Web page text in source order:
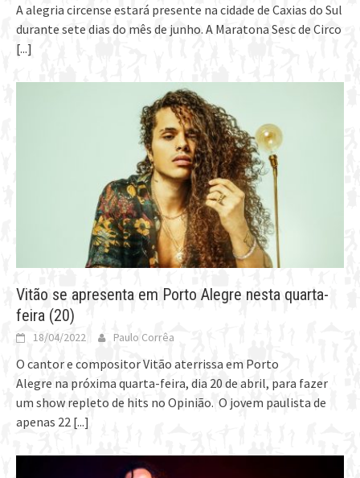
A alegria circense estará presente na cidade de Caxias do Sul
durante sete dias do mês de junho. A Maratona Sesc de Circo
[...]
Vitão se apresenta em Porto Alegre nesta quarta-
feira (20)
18/04/2022 Paulo Corrêa
O cantor e compositor Vitão aterrissa em Porto
Alegre na próxima quarta-feira, dia 20 de abril, para fazer
um show repleto de hits no Opinião. O jovem paulista de
apenas 22 [...]